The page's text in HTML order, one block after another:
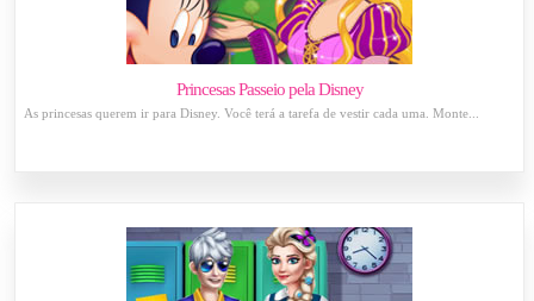
Princesas Passeio pela Disney
As princesas querem ir para Disney. Você terá a tarefa de vestir cada uma. Monte...